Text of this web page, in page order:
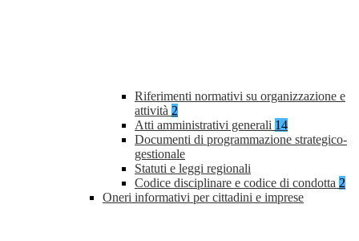
Riferimenti normativi su organizzazione e
attività 2
Atti amministrativi generali 14
Documenti di programmazione strategico-
gestionale
Statuti e leggi regionali
Codice disciplinare e codice di condotta 2
Oneri informativi per cittadini e imprese